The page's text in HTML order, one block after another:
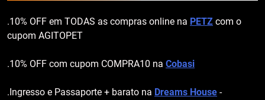
.10% OFF em TODAS as compras online na PETZ com o
cupom AGITOPET
.10% OFF com cupom COMPRA10 na Cobasi
.Ingresso e Passaporte + barato na Dreams House -